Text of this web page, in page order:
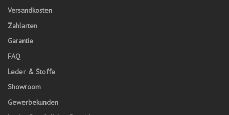
Versandkosten
Zahlarten
Garantie
FAQ
Leder & Stoffe
Showroom
Gewerbekunden